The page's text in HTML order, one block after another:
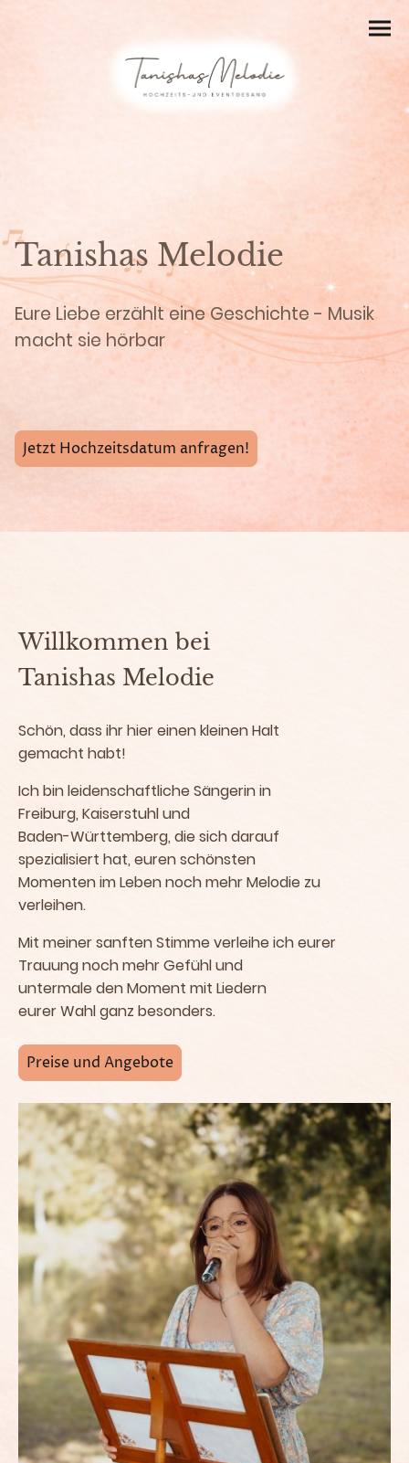
Tanishas Melodie
Eure Liebe erzählt eine Geschichte - Musik
macht sie hörbar
Jetzt Hochzeitsdatum anfragen!
Willkommen bei
Tanishas Melodie
Schön, dass ihr hier einen kleinen Halt
gemacht habt!
Ich bin leidenschaftliche Sängerin in
Freiburg, Kaiserstuhl und
Baden-Württemberg, die sich darauf
spezialisiert hat, euren schönsten
Momenten im Leben noch mehr Melodie zu
verleihen.
Mit meiner sanften Stimme verleihe ich eurer
Trauung noch mehr Gefühl und
untermale den Moment mit Liedern
eurer Wahl ganz besonders.
Preise und Angebote